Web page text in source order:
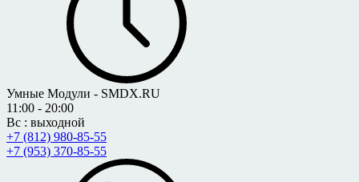
Умные Модули - SMDX.RU
11:00 - 20:00
Вс : выходной
+7 (812) 980-85-55
+7 (953) 370-85-55